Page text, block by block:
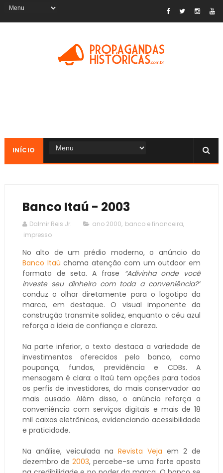
INÍCIO
Banco Itaú - 2003
Dalmir Reis Jr. ano 2000, banco e financeira,
impresso
No alto de um prédio moderno, o anúncio do
Banco Itaú chama atenção com um outdoor em
formato de seta. A frase
“Adivinha onde você
investe seu dinheiro com toda a conveniência?”
conduz o olhar diretamente para o logotipo da
marca, em destaque. O visual imponente da
construção transmite solidez, enquanto o céu azul
reforça a ideia de confiança e clareza.
Na parte inferior, o texto destaca a variedade de
investimentos oferecidos pelo banco, como
poupança, fundos, previdência e CDBs. A
mensagem é clara: o Itaú tem opções para todos
os perfis de investidores, do mais conservador ao
mais ousado. Além disso, o anúncio reforça a
conveniência com serviços digitais e mais de 18
mil caixas eletrônicos, evidenciando acessibilidade
e praticidade.
Na análise, veiculada na Revista Veja em 2 de
dezembro de2003, percebe-se uma forte aposta